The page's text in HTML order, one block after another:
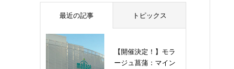
最近の記事 トピックス
【開催決定！】モラ
ージュ菖蒲：マイン